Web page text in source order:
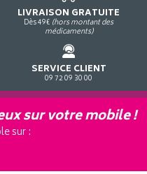
LIVRAISON GRATUITE
Dès 49€ (hors montant des
médicaments)
SERVICE CLIENT
09 72 09 30 00
sur votre mobile !
sur :